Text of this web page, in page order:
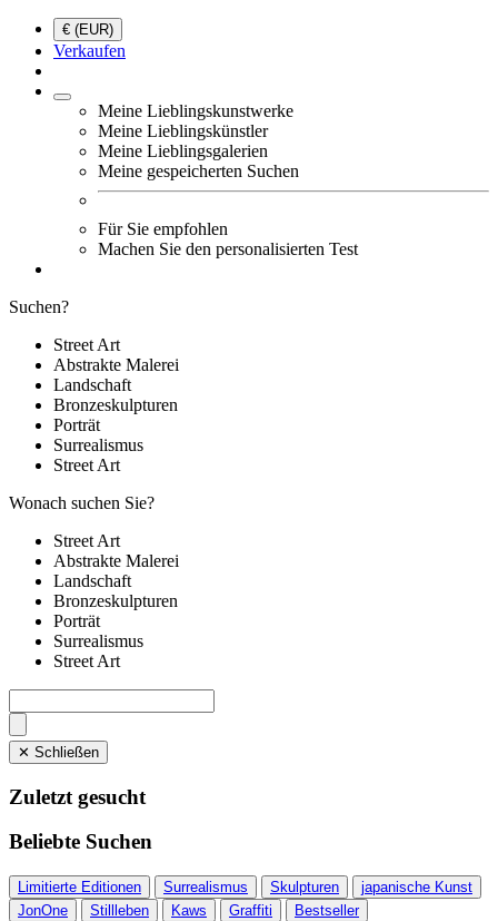
€ (EUR)
Verkaufen
Meine Lieblingskunstwerke
Meine Lieblingskünstler
Meine Lieblingsgalerien
Meine gespeicherten Suchen
Für Sie empfohlen
Machen Sie den personalisierten Test
Suchen?
Street Art
Abstrakte Malerei
Landschaft
Bronzeskulpturen
Porträt
Surrealismus
Street Art
Wonach suchen Sie?
Street Art
Abstrakte Malerei
Landschaft
Bronzeskulpturen
Porträt
Surrealismus
Street Art
✕ Schließen
Zuletzt gesucht
Beliebte Suchen
Limitierte Editionen Surrealismus Skulpturen
japanische Kunst
JonOne
Stillleben Kaws Graffiti Bestseller